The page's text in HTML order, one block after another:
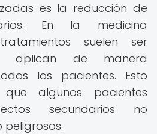
es la reducción de
En la medicina
suelen ser
aplican de manera
los pacientes. Esto
algunos pacientes
secundarios no
peligrosos.